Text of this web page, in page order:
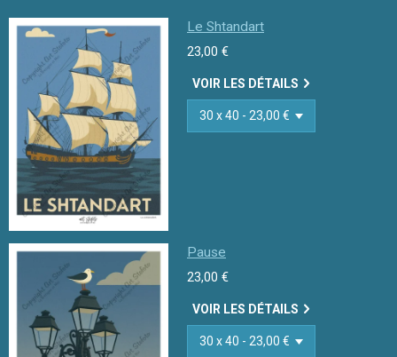
Le Shtandart
23,00 €
VOIR LES DÉTAILS
Pause
23,00 €
VOIR LES DÉTAILS